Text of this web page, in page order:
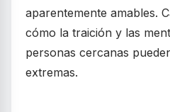
aparentemente amables.
cómo la traición y las
personas cercanas
extremas.